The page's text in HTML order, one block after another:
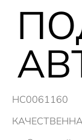
HC0061160